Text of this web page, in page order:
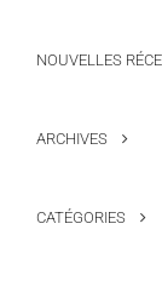
NOUVELLES
ARCHIVES
CATÉGORIES